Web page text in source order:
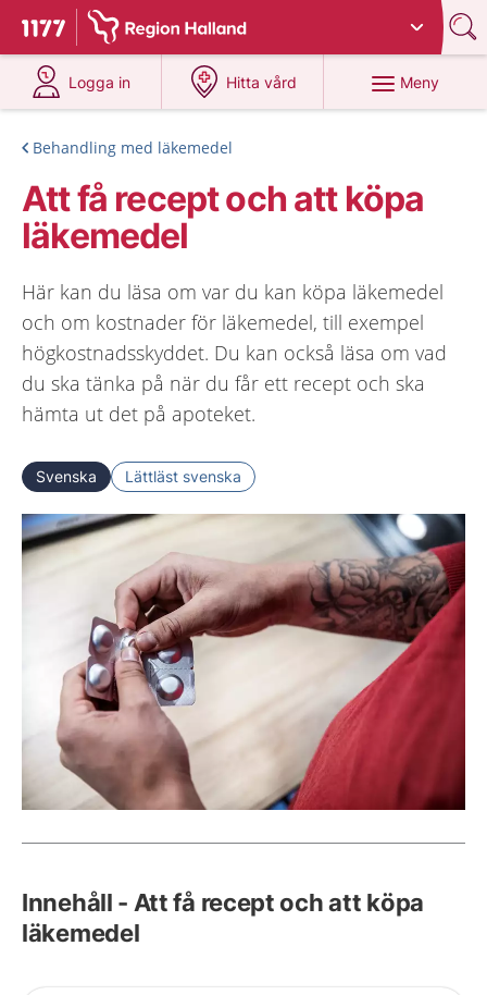
Till startsidan för 1177
Du har valt region Halland
Logga in
på 1177.se
Hitta vård
på 1177.se
Meny
Behandling med läkemedel
Att få recept och att köpa
läkemedel
Här kan du läsa om var du kan köpa läkemedel
och om kostnader för läkemedel, till exempel
högkostnadsskyddet. Du kan också läsa om vad
du ska tänka på när du får ett recept och ska
hämta ut det på apoteket.
Svenska Lättläst svenska
Innehåll - Att få recept och att köpa
läkemedel